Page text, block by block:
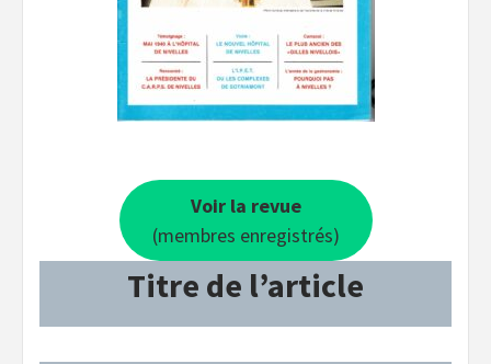
Voir la revue
(membres enregistrés)
Titre de l’article